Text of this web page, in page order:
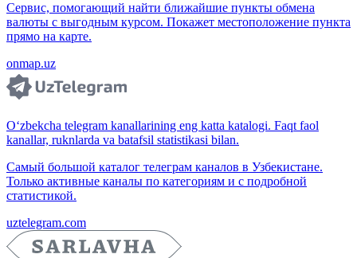
Сервис, помогающий найти ближайшие пункты обмена
валюты с выгодным курсом. Покажет местоположение пункта
прямо на карте.
onmap.uz
O‘zbekcha telegram kanallarining eng katta katalogi. Faqt faol
kanallar, ruknlarda va batafsil statistikasi bilan.
Самый большой каталог телеграм каналов в Узбекистане.
Только активные каналы по категориям и с подробной
статистикой.
uztelegram.com